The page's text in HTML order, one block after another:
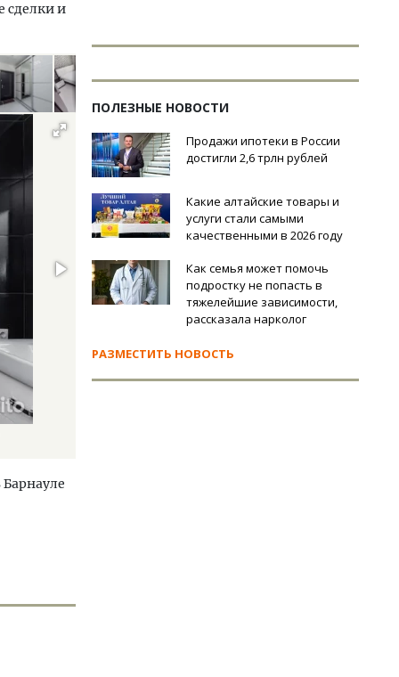
сделки и
ПОЛЕЗНЫЕ НОВОСТИ
Продажи ипотеки в России
достигли 2,6 трлн рублей
Какие алтайские товары и
услуги стали самыми
качественными в 2026 году
Как семья может помочь
подростку не попасть в
тяжелейшие зависимости,
рассказала нарколог
РАЗМЕСТИТЬ НОВОСТЬ